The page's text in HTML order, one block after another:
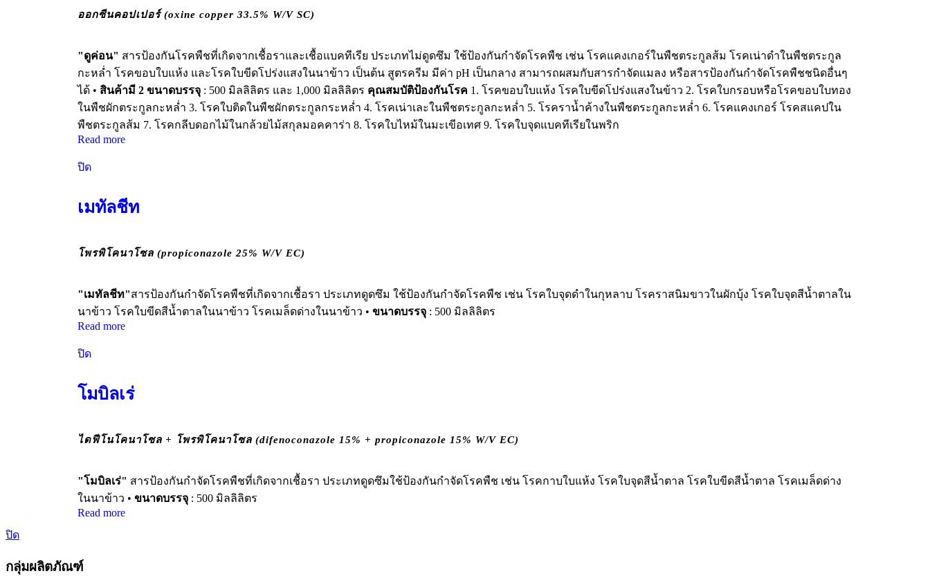
ออกซีนคอปเปอร์ (oxine copper 33.5% W/V SC)
"ดูค่อน" สารป้องกันโรคพืชที่เกิดจากเชื้อราและเชื้อแบคทีเรีย ประเภทไม่ดูดซึม ใช้ป้องกันกำจัดโรคพืช เช่น โรคแคงเกอร์ในพืชตระกูลส้ม โรคเน่าดำในพืชตระกูล
กะหล่ำ โรคขอบใบแห้ง และโรคใบขีดโปร่งแสงในนาข้าว เป็นต้น สูตรครีม มีค่า pH เป็นกลาง สามารถผสมกับสารกำจัดแมลง หรือสารป้องกันกำจัดโรคพืชชนิดอื่นๆ
ได้ • สินค้ามี 2 ขนาดบรรจุ : 500 มิลลิลิตร และ 1,000 มิลลิลิตร คุณสมบัติป้องกันโรค 1. โรคขอบใบแห้ง โรคใบขีดโปร่งแสงในข้าว 2. โรคใบกรอบหรือโรคขอบใบทอง
ในพืชผักตระกูลกะหล่ำ 3. โรคใบติดในพืชผักตระกูลกระหล่ำ 4. โรคเน่าเละในพืชตระกูลกะหล่ำ 5. โรคราน้ำค้างในพืชตระกูลกะหล่ำ 6. โรคแคงเกอร์ โรคสแคปใน
พืชตระกูลส้ม 7. โรคกลีบดอกไม้ในกล้วยไม้สกุลมอคคาร่า 8. โรคใบไหม้ในมะเขีอเทศ 9. โรคใบจุดแบคทีเรียในพริก
Read more
ปิด
เมทัลชีท
โพรพิโคนาโซล (propiconazole 25% W/V EC)
"เมทัลชีท"สารป้องกันกำจัดโรคพืชที่เกิดจากเชื้อรา ประเภทดูดซึม ใช้ป้องกันกำจัดโรคพืช เช่น โรคใบจุดดำในกุหลาบ โรคราสนิมขาวในผักบุ้ง โรคใบจุดสีน้ำตาลใน
นาข้าว โรคใบขีดสีน้ำตาลในนาข้าว โรคเมล็ดด่างในนาข้าว • ขนาดบรรจุ : 500 มิลลิลิตร
Read more
ปิด
โมบิลเร่
ไดฟีโนโคนาโซล + โพรพิโคนาโซล (difenoconazole 15% + propiconazole 15% W/V EC)
"โมบิลเร่" สารป้องกันกำจัดโรคพืชที่เกิดจากเชื้อรา ประเภทดูดซึมใช้ป้องกันกำจัดโรคพืช เช่น โรคกาบใบแห้ง โรคใบจุดสีน้ำตาล โรคใบขีดสีน้ำตาล โรคเมล็ดด่าง
ในนาข้าว • ขนาดบรรจุ : 500 มิลลิลิตร
Read more
ปิด
กลุ่มผลิตภัณฑ์